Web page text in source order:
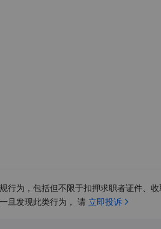
行为，包括但不限于扣押求职者证件、
旦发现此类行为， 请 立即投诉